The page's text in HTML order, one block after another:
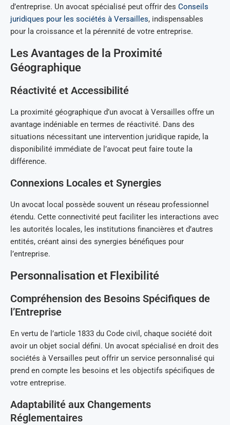
d’entreprise. Un avocat spécialisé peut offrir des Conseils
juridiques pour les sociétés à Versailles, indispensables
pour la croissance et la pérennité de votre entreprise.
Les Avantages de la Proximité
Géographique
Réactivité et Accessibilité
La proximité géographique d’un avocat à Versailles offre un
avantage indéniable en termes de réactivité. Dans des
situations nécessitant une intervention juridique rapide, la
disponibilité immédiate de l’avocat peut faire toute la
différence.
Connexions Locales et Synergies
Un avocat local possède souvent un réseau professionnel
étendu. Cette connectivité peut faciliter les interactions avec
les autorités locales, les institutions financières et d’autres
entités, créant ainsi des synergies bénéfiques pour
l’entreprise.
Personnalisation et Flexibilité
Compréhension des Besoins Spécifiques de
l’Entreprise
En vertu de l’article 1833 du Code civil, chaque société doit
avoir un objet social défini. Un avocat spécialisé en droit des
sociétés à Versailles peut offrir un service personnalisé qui
prend en compte les besoins et les objectifs spécifiques de
votre entreprise.
Adaptabilité aux Changements
Réglementaires